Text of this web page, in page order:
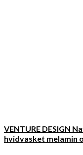
VENTURE DESIGN
hvidvasket melamin